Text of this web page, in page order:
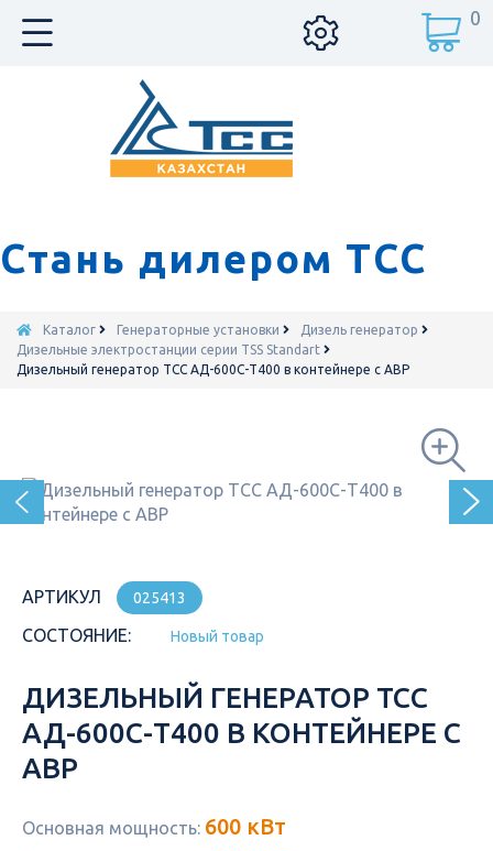
Стань дилером ТСС
0
Каталог Генераторные установки
Дизель генератор
Дизельные электростанции серии TSS Standart
Дизельный генератор ТСС АД-600С-Т400 в контейнере с АВР
АРТИКУЛ 025413
СОСТОЯНИЕ: Новый товар
ДИЗЕЛЬНЫЙ ГЕНЕРАТОР ТСС
АД-600С-Т400 В КОНТЕЙНЕРЕ С
АВР
Основная мощность: 600 кВт